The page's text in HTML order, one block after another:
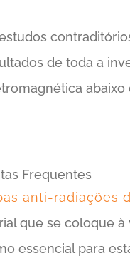
de toda a
anti-radiações
que se coloque
essencial para